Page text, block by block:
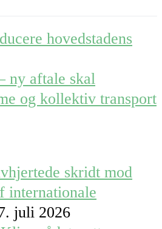
hovedstadens
ny aftale skal
og kollektiv transport
skridt mod
internationale
juli 2026